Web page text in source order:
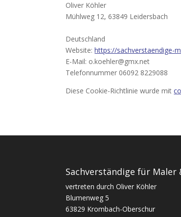
Oliver Köhler
Mühlweg 12, 63849 Leidersbach
Deutschland
Website:https://sachverstaendige-
E-Mail: o.koehler@gmx.net
Telefonnummer 06092 8229088
Diese Cookie-Richtlinie wurde mit
Sachverständige für
vertreten durch Oliver Köhler
Blumenweg 5
63829 Krombach-Oberschur